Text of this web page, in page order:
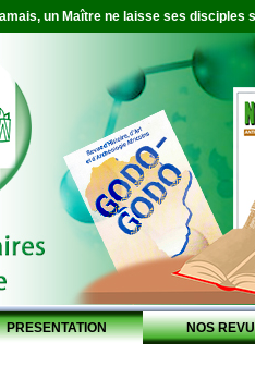
un Maître ne laisse ses disciples
PRESENTATION NOS